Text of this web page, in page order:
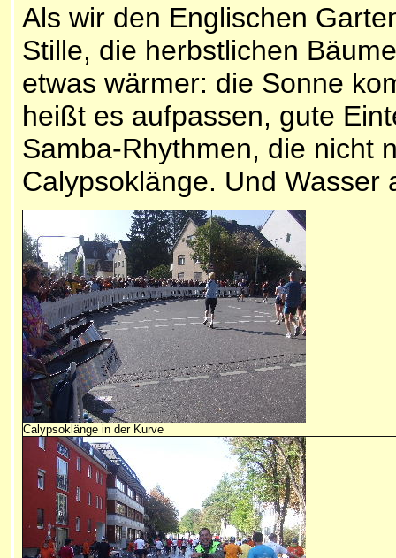
Als wir den Englischen
Stille, die herbstlichen
etwas wärmer: die Sonne
heißt es aufpassen, gute
Samba-Rhythmen, die nicht
Calypsoklänge. Und Wasser
Calypsoklänge in der Kurve